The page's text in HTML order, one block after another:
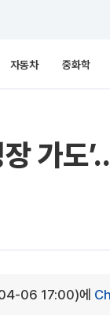
자동차 중화학
장 가
06 17:00)에